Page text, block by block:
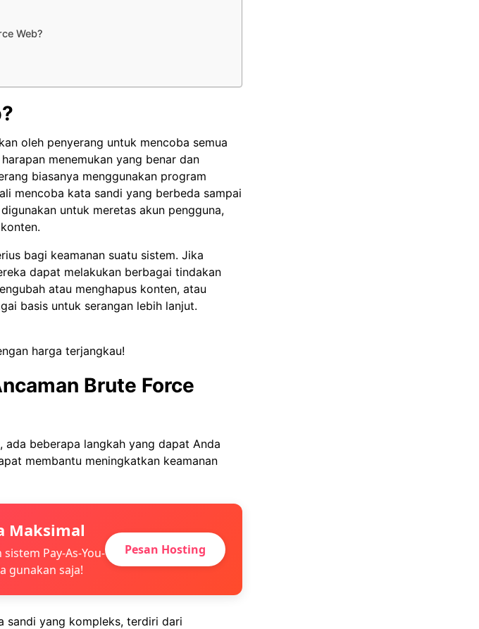
Web?
oleh penyerang untuk mencoba semua
menemukan yang benar dan
biasanya menggunakan program
mencoba kata sandi yang berbeda sampai
untuk meretas akun pengguna,
bagi keamanan suatu sistem. Jika
dapat melakukan berbagai tindakan
atau menghapus konten, atau
basis untuk serangan lebih lanjut.
harga terjangkau!
Brute Force
beberapa langkah yang dapat Anda
membantu meningkatkan keamanan
Maksimal
Pay-As-You-
gunakan saja!
Pesan Hosting
sandi yang kompleks, terdiri dari